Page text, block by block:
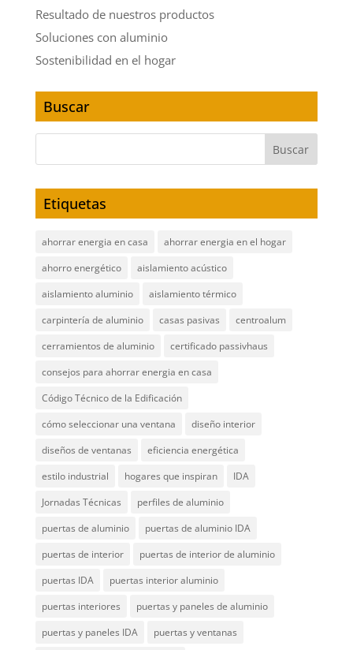
Resultado de nuestros productos
Soluciones con aluminio
Sostenibilidad en el hogar
Buscar
Etiquetas
ahorrar energia en casa
ahorrar energia en el hogar
ahorro energético
aislamiento acústico
aislamiento aluminio
aislamiento térmico
carpintería de aluminio
casas pasivas
centroalum
cerramientos de aluminio
certificado passivhaus
consejos para ahorrar energia en casa
Código Técnico de la Edificación
cómo seleccionar una ventana
diseño interior
diseños de ventanas
eficiencia energética
estilo industrial
hogares que inspiran
IDA
Jornadas Técnicas
perfiles de aluminio
puertas de aluminio
puertas de aluminio IDA
puertas de interior
puertas de interior de aluminio
puertas IDA
puertas interior aluminio
puertas interiores
puertas y paneles de aluminio
puertas y paneles IDA
puertas y ventanas